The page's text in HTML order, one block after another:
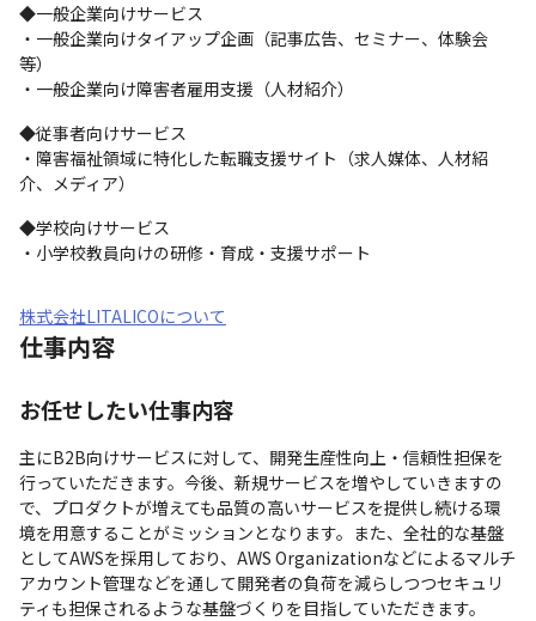
◆一般企業向けサービス
・一般企業向けタイアップ企画（記事広告、セミナー、体験会
等）
・一般企業向け障害者雇用支援（人材紹介）
◆従事者向けサービス
・障害福祉領域に特化した転職支援サイト（求人媒体、人材紹
介、メディア）
◆学校向けサービス
・小学校教員向けの研修・育成・支援サポート
株式会社LITALICOについて
仕事内容
お任せしたい仕事内容
主にB2B向けサービスに対して、開発生産性向上・信頼性担保を
行っていただきます。今後、新規サービスを増やしていきますの
で、プロダクトが増えても品質の高いサービスを提供し続ける環
境を用意することがミッションとなります。また、全社的な基盤
としてAWSを採用しており、AWS Organizationなどによるマルチ
アカウント管理などを通して開発者の負荷を減らしつつセキュリ
ティも担保されるような基盤づくりを目指していただきます。